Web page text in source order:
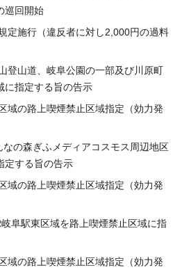
巡回開始
施行（違反者に対し2,000円の過料
山道、岐阜公園の一部及び川原町
に指定する旨の告示
の路上喫煙禁止区域指定（効力発
の森ぎふメディアコスモス周辺地区
定する旨の告示
の路上喫煙禁止区域指定（効力発
阜駅東区域を路上喫煙禁止区域に指
の路上喫煙禁止区域指定（効力発